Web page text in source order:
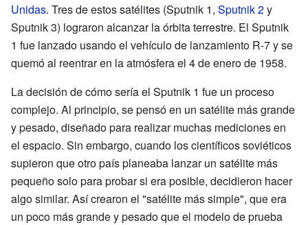
Unidas. Tres de estos satélites (Sputnik 1, Sputnik 2y
Sputnik 3) lograron alcanzar la órbita terrestre. El Sputnik
1 fue lanzado usando el vehículo de lanzamiento R-7 y se
quemó al reentrar en la atmósfera el 4 de enero de 1958.
La decisión de cómo sería el Sputnik 1 fue un proceso
complejo. Al principio, se pensó en un satélite más grande
y pesado, diseñado para realizar muchas mediciones en
el espacio. Sin embargo, cuando los científicos soviéticos
supieron que otro país planeaba lanzar un satélite más
pequeño solo para probar si era posible, decidieron hacer
algo similar. Así crearon el "satélite más simple", que era
un poco más grande y pesado que el modelo de prueba